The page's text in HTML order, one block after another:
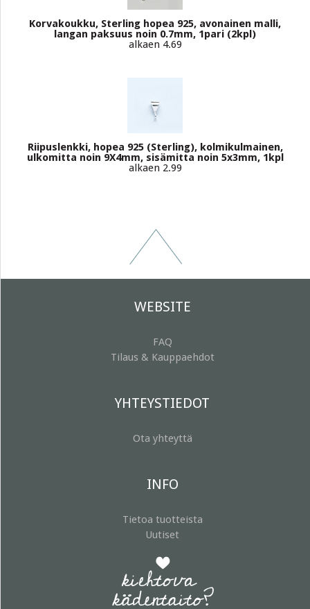
Korvakoukku, Sterling hopea 925, avonainen malli,
langan paksuus noin 0.7mm, 1pari (2kpl)
alkaen 4.69
Riipuslenkki, hopea 925 (Sterling), kolmikulmainen,
ulkomitta noin 9X4mm, sisämitta noin 5x3mm, 1kpl
alkaen 2.99
WEBSITE
FAQ
Tilaus & Kauppaehdot
YHTEYSTIEDOT
Ota yhteyttä
INFO
Tietoa tuotteista
Uutiset